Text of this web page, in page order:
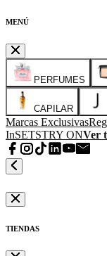
MENÚ
PERFUMES
CAPILAR
Marcas Exclusivas
InSETSTRY ONVer
TIENDAS